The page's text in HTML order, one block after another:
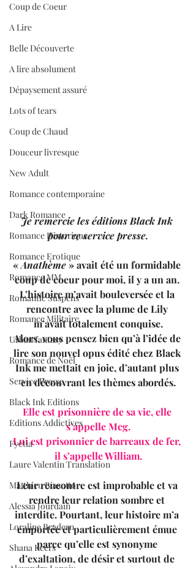
Coup de Coeur
A Lire
Belle Découverte
A lire absolument
Dépaysement assuré
Lots of tears
Coup de Chaud
Douceur livresque
New Adult
Romance contemporaine
Dark Romance
Romance Historique
Romance Erotique
Romance MM
Romantic Suspens
Romance Militaire
Urban fantasy
Romance de Noël
Service Presse
Black Ink Editions
Editions Addictives
Fyctia
Laure Valentin Translation
Matthieu Biasotto
Alessia Jourdain
Loraline Bradern
Shana Keers
Je remercie les éditions Black Ink
pour ce service presse.
« Anathème » avait été un formidable
coup de coeur pour moi, il y a un an.
L’histoire m’avait bouleversée et la
rencontre avec la plume de Lily
m’avait totalement conquise.
Alors, vous pensez bien qu’à l’idée de
lire son nouvel opus édité chez Black
Ink me mettait en joie, d’autant plus
en découvrant les thèmes abordés.
Elle est prisonnière de sa vie, elle
s’appelle Meg.
Lui est prisonnier de barreaux de fer,
il s’appelle William.
Leur rencontre est improbable et va
rendre leur relation sombre et
interdite. Pourtant, leur histoire m’a
emportée et particulièrement émue
parce qu’elle est synonyme
d’exaltation, de désir et surtout de